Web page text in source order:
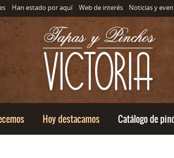
Saltar al menu principal
Saltar al contenido
Han estado por aquí Web de interés Noticias y
Hoy destacamos Catálogo de